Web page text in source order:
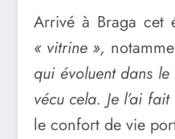
Arrivé à Braga cet
« vitrine »,
qui évoluent dans
vécu cela. Je l’ai
le confort de vie